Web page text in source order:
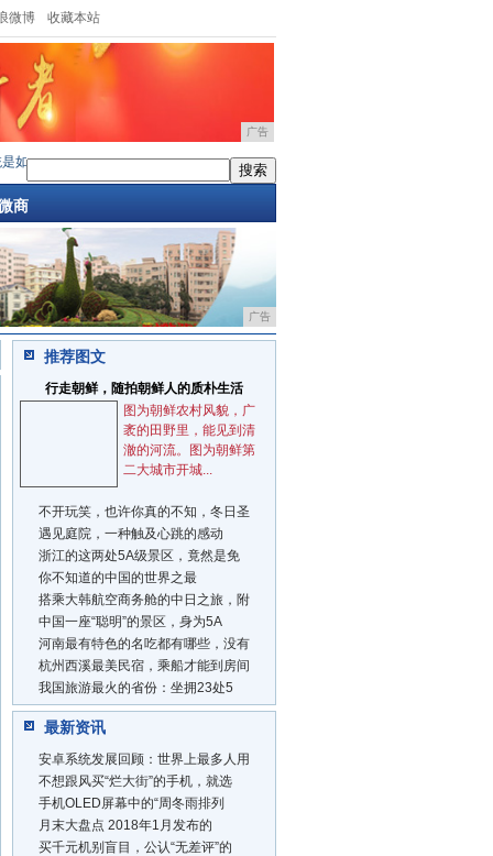
微博 收藏本站
广告
·不想跟风买“烂大街”的手机，就选这三款“小清新
商
广告
推荐图文
行走朝鲜，随拍朝鲜人的质朴生活
图为朝鲜农村风貌，广
袤的田野里，能见到清
澈的河流。图为朝鲜第
二大城市开城...
不开玩笑，也许你真的不知，冬日圣
遇见庭院，一种触及心跳的感动
浙江的这两处5A级景区，竟然是免
你不知道的中国的世界之最
搭乘大韩航空商务舱的中日之旅，附
中国一座“聪明”的景区，身为5A
河南最有特色的名吃都有哪些，没有
杭州西溪最美民宿，乘船才能到房间
我国旅游最火的省份：坐拥23处5
最新资讯
安卓系统发展回顾：世界上最多人用
不想跟风买“烂大街”的手机，就选
手机OLED屏幕中的“周冬雨排列
月末大盘点 2018年1月发布的
买千元机别盲目，公认“无差评”的